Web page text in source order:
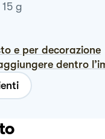
15 g
e per decorazione
dentro